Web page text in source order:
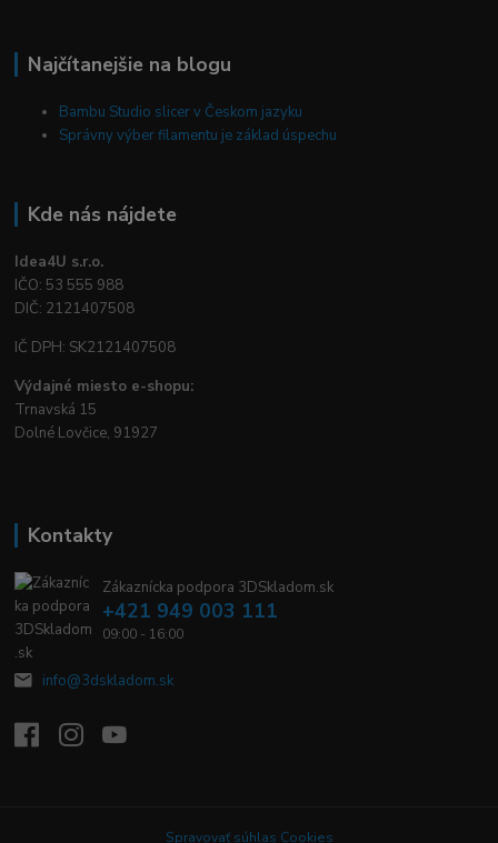
Najčítanejšie na blogu
Bambu Studio slicer v Českom jazyku
Správny výber filamentu je základ úspechu
Kde nás nájdete
Idea4U s.r.o.
IČO: 53 555 988
DIČ: 2121407508
IČ DPH: SK2121407508
Výdajné miesto e-shopu:
Trnavská 15
Dolné Lovčice, 91927
Kontakty
Zákaznícka podpora 3DSkladom.sk
+421 949 003 111
09:00 - 16:00
info@3dskladom.sk
Spravovať súhlas Cookies